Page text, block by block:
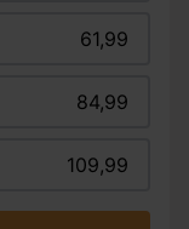
61,99
84,99
109,99